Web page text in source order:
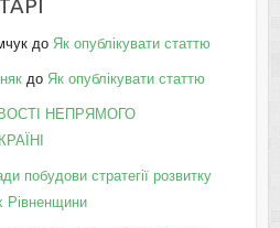
до Як опублікувати статтю
до Як опублікувати статтю
НЕПРЯМОГО
побудови стратегії розвитку
Рівненщини